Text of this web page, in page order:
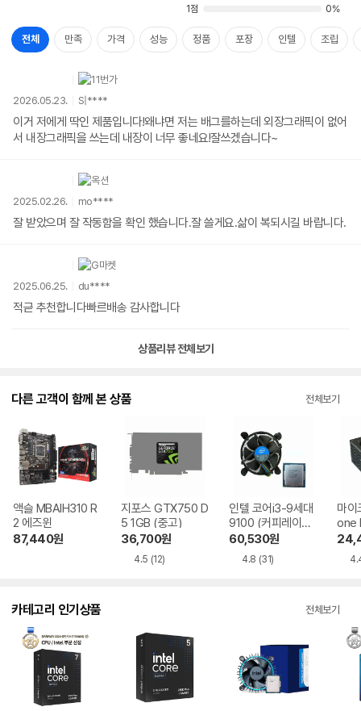
1점
0%
전체 만족 가격 성능 정품 포장 인텔 조립
2026.05.23. S|****
이거 저에게 딱인 제품입니다!왜냐면 저는 배그를하는데 외장그래픽이 없어
서 내장그래픽을 쓰는데 내장이 너무 좋네요!잘쓰겠습니다~
2025.02.26. mo****
잘 받았으며 잘 작동함을 확인 했습니다.잘 쓸게요.삶이 복되시길 바랍니다.
2025.06.25. du****
적귿 추천합니다빠르배송 감사합니다
상품리뷰 전체보기
다른 고객이 함께 본 상품 전체보기
액슬 MBAIH310 R
2 에즈윈
87,440원
지포스 GTX750 D
5 1GB (중고)
36,700원
4.5 (12)
인텔 코어i3-9세대
9100 (커피레이크-
R) 벌크 + 쿨러
60,530원
4.8 (31)
마이
one
er
카테고리 인기상품 전체보기